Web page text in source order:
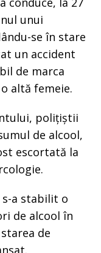
unui
se în stare
un accident
de marca
altă femeie.
polițiștii
de alcool,
escortată la
a stabilit o
de alcool în
de